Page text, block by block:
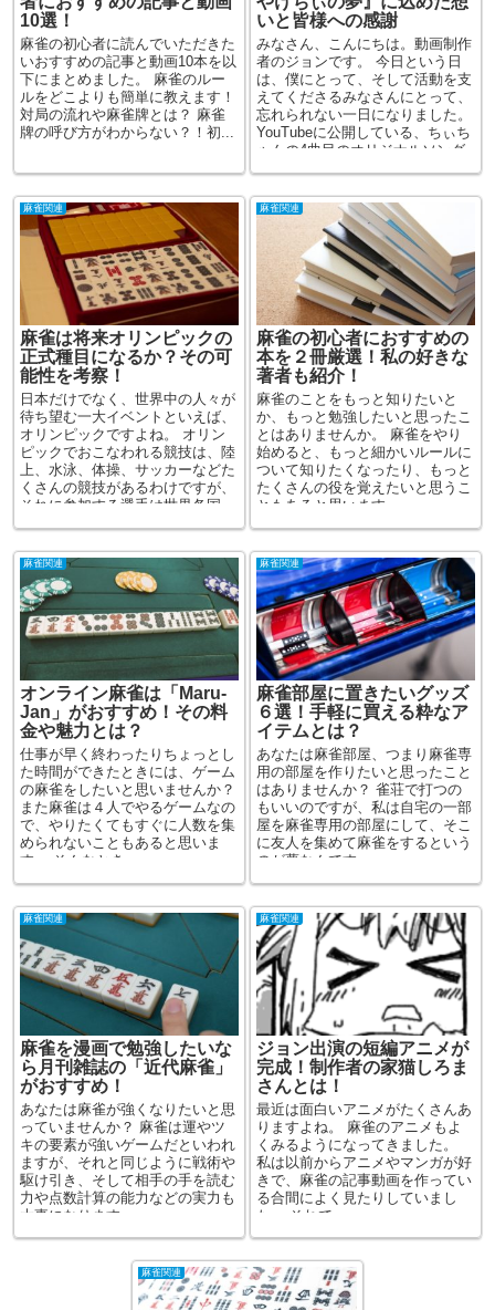
10選！
麻雀の初心者に読んでいただきた
いおすすめの記事と動画10本を以
下にまとめました。 麻雀のルー
ルをどこよりも簡単に教えます！
対局の流れや麻雀牌とは？ 麻雀
牌の呼び方がわからない？！初...
いと皆様への感謝
みなさん、こんにちは。動画制作
者のジョンです。 今日という日
は、僕にとって、そして活動を支
えてくださるみなさんにとって、
忘れられない一日になりました。
YouTubeに公開している、ちぃち
ゃんの4曲目のオリジナルソング
麻雀関連
麻雀は将来オリンピックの
正式種目になるか？その可
能性を考察！
日本だけでなく、世界中の人々が
待ち望む一大イベントといえば、
オリンピックですよね。 オリン
ピックでおこなわれる競技は、陸
上、水泳、体操、サッカーなどた
くさんの競技があるわけですが、
それに参加する選手は世界各国
麻雀関連
麻雀の初心者におすすめの
本を２冊厳選！私の好きな
著者も紹介！
麻雀のことをもっと知りたいと
か、もっと勉強したいと思ったこ
とはありませんか。 麻雀をやり
始めると、もっと細かいルールに
ついて知りたくなったり、もっと
たくさんの役を覚えたいと思うこ
ともあると思います。 ...
麻雀関連
オンライン麻雀は「Maru-
Jan」がおすすめ！その料
金や魅力とは？
仕事が早く終わったりちょっとし
た時間ができたときには、ゲーム
の麻雀をしたいと思いませんか？
また麻雀は４人でやるゲームなの
で、やりたくてもすぐに人数を集
められないこともあると思いま
す。 そんなとき...
麻雀関連
麻雀部屋に置きたいグッズ
６選！手軽に買える粋なア
イテムとは？
あなたは麻雀部屋、つまり麻雀専
用の部屋を作りたいと思ったこと
はありませんか？ 雀荘で打つの
もいいのですが、私は自宅の一部
屋を麻雀専用の部屋にして、そこ
に友人を集めて麻雀をするという
のが夢なんです。 ...
麻雀関連
麻雀を漫画で勉強したいな
ら月刊雑誌の「近代麻雀」
がおすすめ！
あなたは麻雀が強くなりたいと思
っていませんか？ 麻雀は運やツ
キの要素が強いゲームだといわれ
ますが、それと同じように戦術や
駆け引き、そして相手の手を読む
力や点数計算の能力などの実力も
大事になります。 ...
麻雀関連
ジョン出演の短編アニメが
完成！制作者の家猫しろま
さんとは！
最近は面白いアニメがたくさんあ
りますよね。 麻雀のアニメもよ
くみるようになってきました。
私は以前からアニメやマンガが好
きで、麻雀の記事動画を作ってい
る合間によく見たりしていまし
た。 それで...
麻雀関連